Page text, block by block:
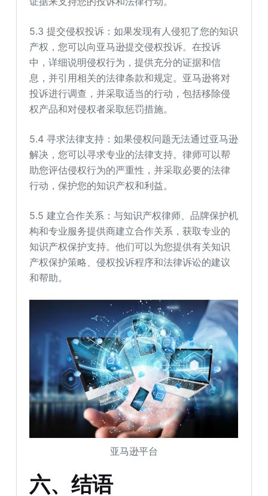
5.3 提交侵权投诉：如果发现有人侵犯了您的知识
产权，您可以向亚马逊提交侵权投诉。在投诉
中，详细说明侵权行为，提供充分的证据和信
息，并引用相关的法律条款和规定。亚马逊将对
投诉进行调查，并采取适当的行动，包括移除侵
权产品和对侵权者采取惩罚措施。
5.4 寻求法律支持：如果侵权问题无法通过亚马逊
解决，您可以寻求专业的法律支持。律师可以帮
助您评估侵权行为的严重性，并采取必要的法律
行动，保护您的知识产权和利益。
5.5 建立合作关系：与知识产权律师、品牌保护机
构和专业服务提供商建立合作关系，获取专业的
知识产权保护支持。他们可以为您提供有关知识
产权保护策略、侵权投诉程序和法律诉讼的建议
和帮助。
亚马逊平台
六、结语